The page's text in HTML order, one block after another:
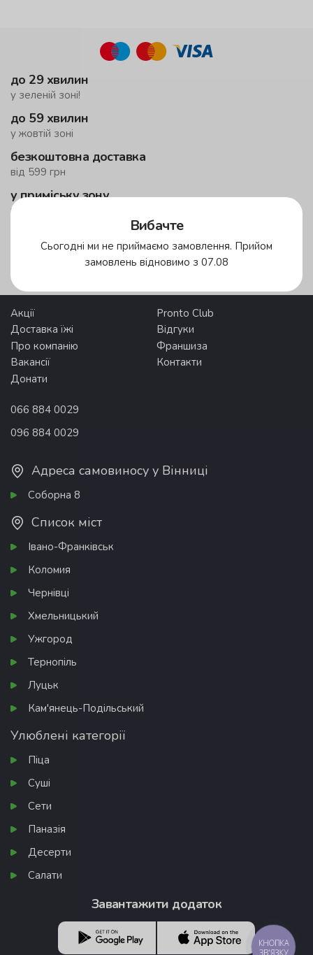
до 29 хвилин
у зеленій зоні!
до 59 хвилин
у жовтій зоні
безкоштовна доставка
від 599 грн
у приміську зону
мінімальне замовлення 1500 грн
Зони доставки
Акції
Pronto Club
Доставка їжі
Відгуки
Про компанію
Франшиза
Вакансії
Контакти
Донати
066 884 0029
096 884 0029
Адреса самовиносу у Вінниці
Соборна 8
Список міст
Івано-Франківськ
Коломия
Чернівці
Хмельницький
Ужгород
Тернопіль
Луцьк
Кам'янець-Подільський
Улюблені категорії
Піца
Суші
Сети
Паназія
Десерти
Салати
Завантажити додаток
Вибачте
Сьогодні ми не приймаємо замовлення. Прийом
замовлень відновимо з 07.08
КНОПКА
ЗВ'ЯЗКУ